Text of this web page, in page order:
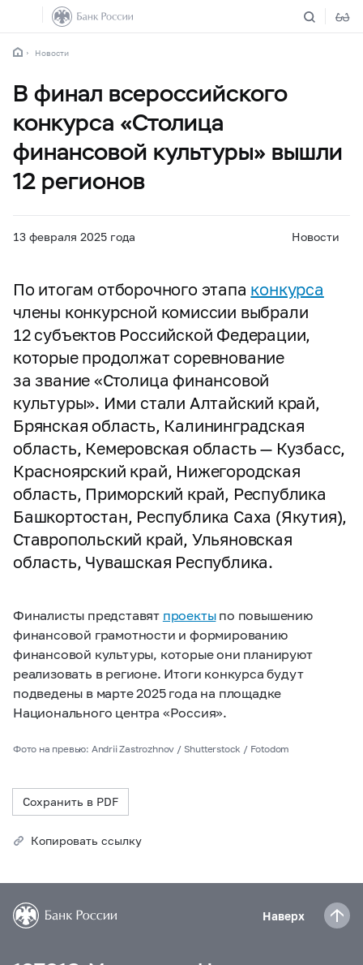
Новости
В финал всероссийского
конкурса «Столица
финансовой культуры» вышли
12 регионов
13 февраля 2025 года Новости
По итогам отборочного этапа конкурса
члены конкурсной комиссии выбрали
12 субъектов Российской Федерации,
которые продолжат соревнование
за звание «Столица финансовой
культуры». Ими стали Алтайский край,
Брянская область, Калининградская
область, Кемеровская область — Кузбасс,
Красноярский край, Нижегородская
область, Приморский край, Республика
Башкортостан, Республика Саха (Якутия),
Ставропольский край, Ульяновская
область, Чувашская Республика.
Финалисты представят проектыпо повышению
финансовой грамотности и формированию
финансовой культуры, которые они планируют
реализовать в регионе. Итоги конкурса будут
подведены в марте 2025 года на площадке
Национального центра «Россия».
Фото на превью: Andrii Zastrozhnov / Shutterstock / Fotodom
Сохранить в PDF
Копировать ссылку
Наверх